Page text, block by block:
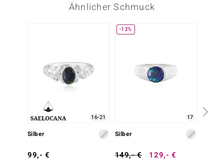
BY DE MELO
Ähnlicher Schmuck
16-21
Silber
99,- €
-13%
17
Silber
149,- € 129,- €